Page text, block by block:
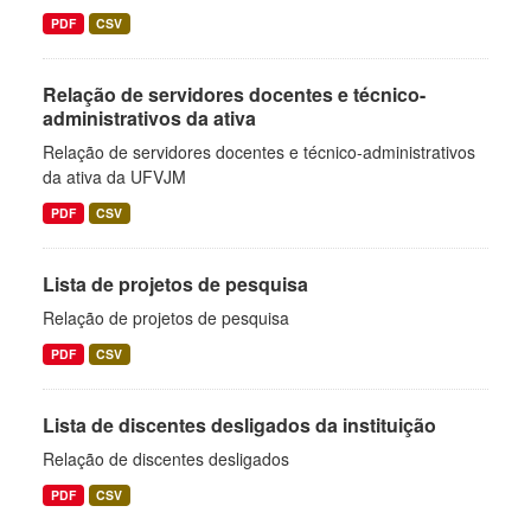
PDF CSV
Relação de servidores docentes e técnico-
administrativos da ativa
Relação de servidores docentes e técnico-administrativos
da ativa da UFVJM
PDF CSV
Lista de projetos de pesquisa
Relação de projetos de pesquisa
PDF CSV
Lista de discentes desligados da instituição
Relação de discentes desligados
PDF CSV